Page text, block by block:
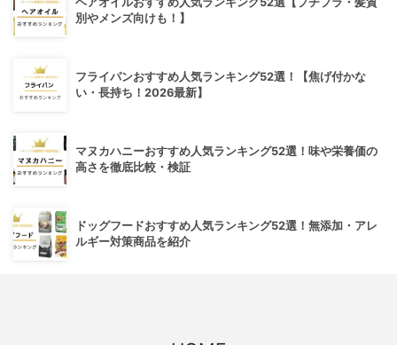
別やメンズ向けも！】
フライパンおすすめ人気ランキング52選！【焦げ付かな
い・長持ち！2026最新】
マヌカハニーおすすめ人気ランキング52選！味や栄養価の
高さを徹底比較・検証
ドッグフードおすすめ人気ランキング52選！無添加・アレ
ルギー対策商品を紹介